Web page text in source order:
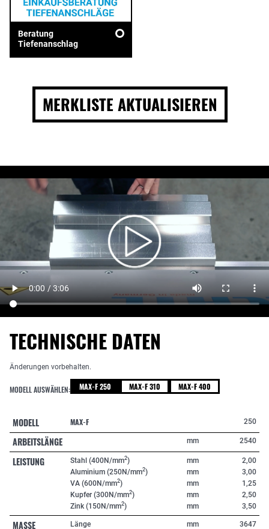
Beratung
Tiefenanschlag
MERKLISTE AKTUALISIEREN
TECHNISCHE DATEN
Änderungen vorbehalten.
MODELL AUSWÄHLEN: MAX-F 250 MAX-F 310 MAX-F 400
MODELL MAX-F 250
ARBEITSLÄNGE mm 2540
LEISTUNG Stahl (400N/mm2)
Aluminium (250N/mm2)
VA (600N/mm2)
Kupfer (300N/mm2)
Zink (150N/mm2)
mm
mm
mm
mm
mm
2,00
3,00
1,25
2,50
3,50
MASSE Länge mm 3647